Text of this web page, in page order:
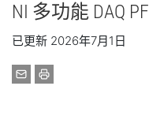
NI 多功能 DAQ
已更新 2026年7月1日